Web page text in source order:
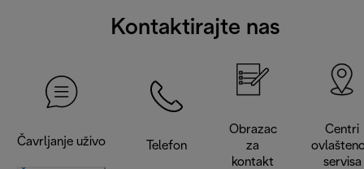
Kontaktirajte nas
Čavrljanje uživo Telefon
Obrazac
za
kontakt
Centri
servisa